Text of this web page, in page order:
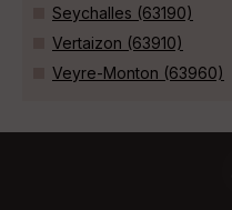
Seychalles (63190)
Vertaizon (63910)
Veyre-Monton (63960)